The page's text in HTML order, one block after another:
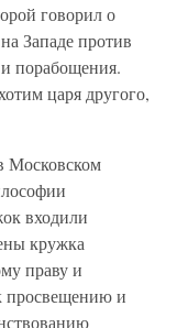
говорил о
Западе против
порабощения.
царя другого,
Московском
входили
кружка
праву и
просвещению и